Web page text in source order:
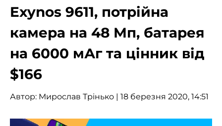
Exynos 9611, потрійна
камера на 48 Мп, батарея
на 6000 мАг та цінник від
$166
Автор: Мирослав Трінько | 18 березня 2020, 14:51